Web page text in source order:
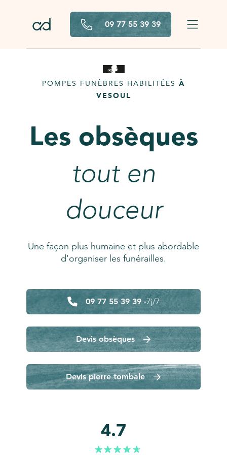
09 77 55 39 39
POMPES FUNÈBRES HABILITÉES À
VESOUL
Les obsèques
tout en
douceur
Une façon plus humaine et plus abordable
d'organiser les funérailles.
09 77 55 39 39 -7j/7
Devis obsèques
Devis pierre tombale
4.7